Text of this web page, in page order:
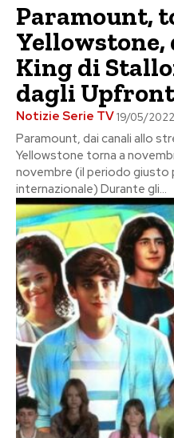
Paramount,
King di
dagli Upfront
Notizie Serie TV19/05/2022
Paramount, dai canali allo
Yellowstone torna a
novembre (il periodo giusto
internazionale) Durante gli...